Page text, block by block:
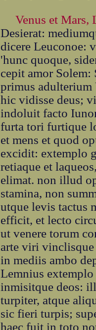
Venus et Mars,
Desierat:
dicere Leuconoe:
'hunc quoque,
cepit amor Solem:
primus adulterium
hic vidisse deus;
indoluit facto
furta tori furtique
et mens et quod
excidit: extemplo
retiaque et
elimat. non illud
stamina, non
utque levis tactus
efficit, et lecto
ut venere torum
arte viri
in mediis ambo
Lemnius
inmisitque deos:
turpiter, atque
sic fieri turpis;
haec fuit in toto